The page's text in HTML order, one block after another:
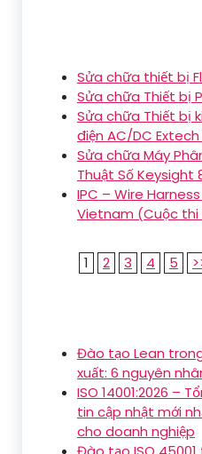
Sửa chữa thiết bị
Sửa chữa Thiết bị
Sửa chữa Thiết bị
điện AC/DC Extech
Sửa chữa Máy
Thuật Số Keysight
IPC – Wire
Vietnam (Cuộc thi
1 2 3 4 5
Đào tạo Lean
xuất: 6 nguyên
ISO 14001:2026 –
tin cập nhật mới
cho doanh nghiệp